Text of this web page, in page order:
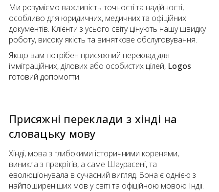
Ми розуміємо важливість точності та надійності,
особливо для юридичних, медичних та офіційних
документів. Клієнти з усього світу цінують нашу швидку
роботу, високу якість та виняткове обслуговування.
Якщо вам потрібен присяжний переклад для
імміграційних, ділових або особистих цілей, Logos
готовий допомогти.
Присяжні переклади з хінді на
словацьку мову
Хінді, мова з глибокими історичними коренями,
виникла з пракрітів, а саме Шаурасені, та
еволюціонувала в сучасний вигляд. Вона є однією з
найпоширеніших мов у світі та офіційною мовою Індії.